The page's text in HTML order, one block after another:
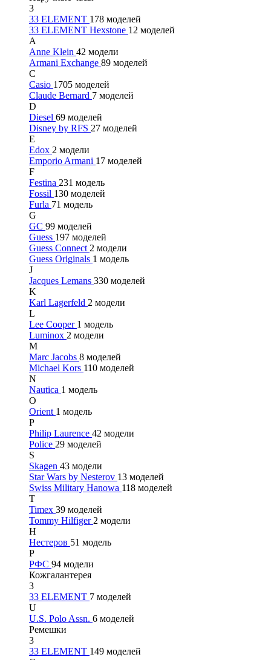
3
33 ELEMENT 178 моделей
33 ELEMENT Hexstone 12 моделей
A
Anne Klein 42 модели
Armani Exchange 89 моделей
C
Casio 1705 моделей
Claude Bernard 7 моделей
D
Diesel 69 моделей
Disney by RFS 27 моделей
E
Edox 2 модели
Emporio Armani 17 моделей
F
Festina 231 модель
Fossil 130 моделей
Furla 71 модель
G
GC 99 моделей
Guess 197 моделей
Guess Connect 2 модели
Guess Originals 1 модель
J
Jacques Lemans 330 моделей
K
Karl Lagerfeld 2 модели
L
Lee Cooper 1 модель
Luminox 2 модели
M
Marc Jacobs 8 моделей
Michael Kors 110 моделей
N
Nautica 1 модель
O
Orient 1 модель
P
Philip Laurence 42 модели
Police 29 моделей
S
Skagen 43 модели
Star Wars by Nesterov 13 моделей
Swiss Military Hanowa 118 моделей
T
Timex 39 моделей
Tommy Hilfiger 2 модели
Н
Нестеров 51 модель
Р
РФС 94 модели
Кожгалантерея
3
33 ELEMENT 7 моделей
U
U.S. Polo Assn. 6 моделей
Ремешки
3
33 ELEMENT 149 моделей